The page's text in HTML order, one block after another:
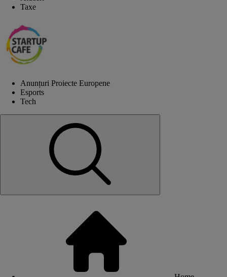
Taxe
Anunțuri Proiecte Europene
Esports
Tech